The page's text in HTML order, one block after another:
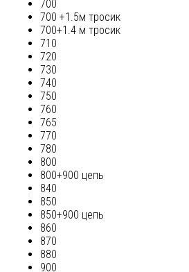
700
700 +1.5м тросик
700+1.4 м тросик
710
720
730
740
750
760
765
770
780
800
800+900 цепь
840
850
850+900 цепь
860
870
880
900